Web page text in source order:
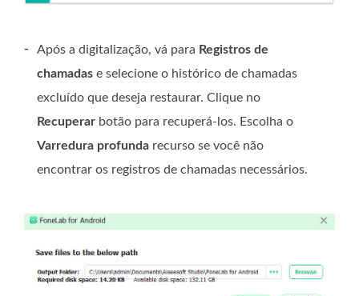
- Após a digitalização, vá para Registros de
chamadas e selecione o histórico de chamadas
excluído que deseja restaurar. Clique no
Recuperar botão para recuperá-los. Escolha o
Varredura profunda recurso se você não
encontrar os registros de chamadas necessários.